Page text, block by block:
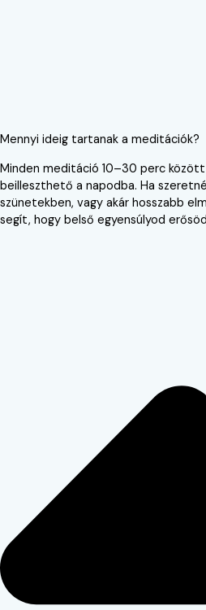
Mennyi ideig tartanak a meditációk?
Minden meditáció 10–30 perc között
beilleszthető a napodba. Ha
szünetekben, vagy akár hosszabb
segít, hogy belső egyensúlyod